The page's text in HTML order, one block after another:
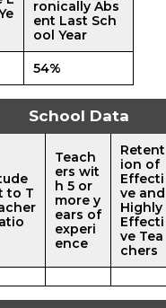
ronically Abs
ent Last Sch
ool Year
54%
School Data
to T
Teach
ers wit
h 5 or
more y
ears of
experi
ence
Retent
ion of
Effecti
ve and
Highly
Effecti
ve Tea
chers